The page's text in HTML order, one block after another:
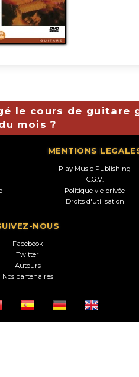
le cours de guitare
mois ?
MENTIONS
Play Music Publishing
C.G.V.
Politique vie privée
Droits d'utilisation
NOUS
Facebook
Twitter
Auteurs
Nos partenaires